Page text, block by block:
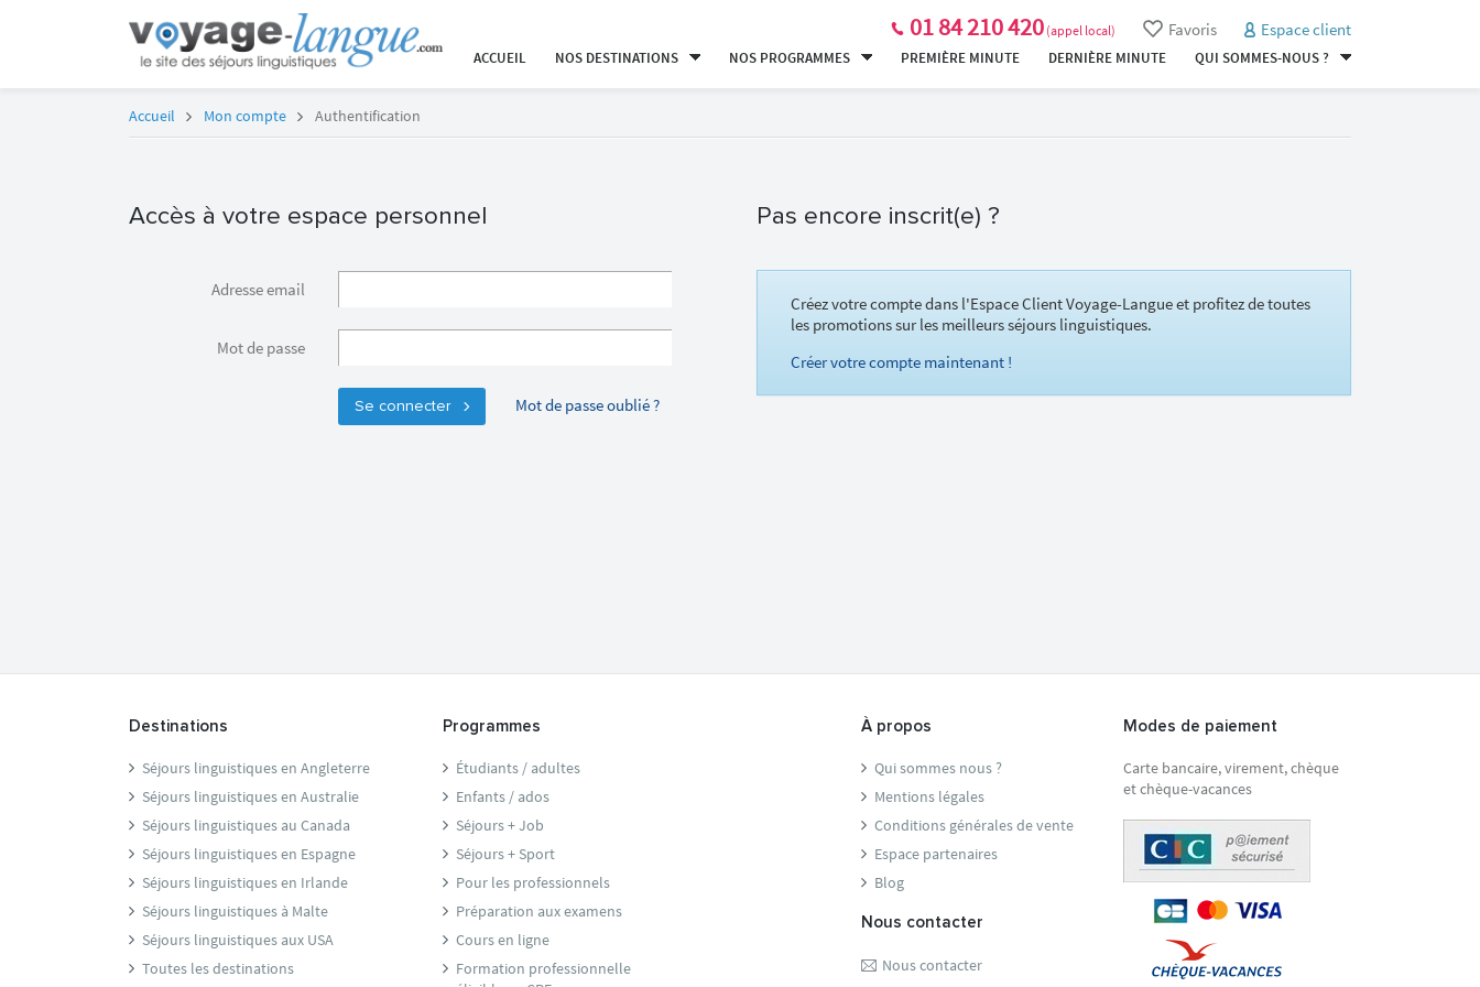
01 84 210 420 (appel local) Favoris Espace client
ACCUEIL NOS DESTINATIONS NOS PROGRAMMES PREMIÈRE MINUTE DERNIÈRE MINUTE QUI SOMMES-NOUS ?
Accueil Mon compte Authentification
Accès à votre espace personnel
Adresse email
Mot de passe
Se connecter Mot de passe oublié ?
Pas encore inscrit(e) ?
Créez votre compte dans l'Espace Client Voyage-Langue et profitez de toutes
les promotions sur les meilleurs séjours linguistiques.
Créer votre compte maintenant !
Destinations
Séjours linguistiques en Angleterre
Séjours linguistiques en Australie
Séjours linguistiques au Canada
Séjours linguistiques en Espagne
Séjours linguistiques en Irlande
Séjours linguistiques à Malte
Séjours linguistiques aux USA
Toutes les destinations
Programmes
Étudiants / adultes
Enfants / ados
Séjours + Job
Séjours + Sport
Pour les professionnels
Préparation aux examens
Cours en ligne
Formation professionnelle
À propos
Qui sommes nous ?
Mentions légales
Conditions générales de vente
Espace partenaires
Blog
Nous contacter
Nous contacter
Modes de paiement
Carte bancaire, virement, chèque
et chèque-vacances